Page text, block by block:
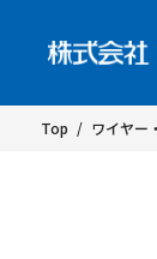
Top / ワイヤー